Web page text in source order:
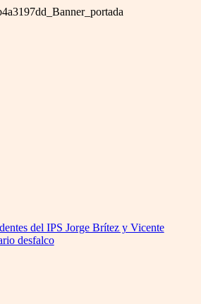
del IPS Jorge Brítez y Vicente
desfalco